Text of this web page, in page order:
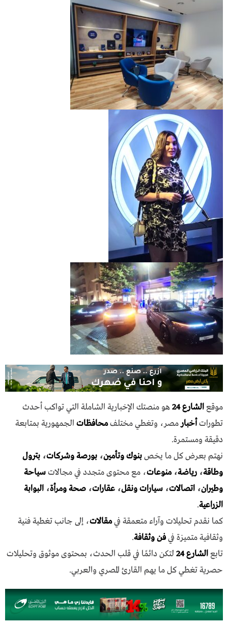
موقعالشارع 24
هو منصتك الإخبارية الشاملة التي تواكب أحدث
تطوراتأخبارمصر، وتغطي مختلفمحافظات الجمهورية بمتابعة
دقيقة ومستمرة.
نهتم بعرض كل ما يخصبنوك وتأمين، بورصة وشركات، بترول
وطاقة، رياضة،منوعات، مع محتوى متجدد في مجالاتسياحة
وطيران، اتصالات، سيارات ونقل، عقارات، صحة ومرأة، البوابة
الزراعية.
كما نقدم تحليلات وآراء متعمقة فيمقالات، إلى جانب تغطية فنية
وثقافية متميزة فيفن وثقافة.
تابعالشارع 24
لتكن دائمًا في قلب الحدث، بمحتوى موثوق وتحليلات
حصرية تغطي كل ما يهم القارئ المصري والعربي.